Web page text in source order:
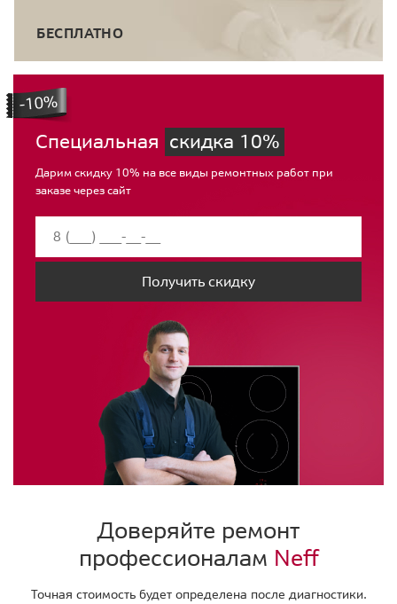
БЕСПЛАТНО
Специальная скидка 10%
Дарим скидку 10% на все виды ремонтных работ при
заказе через сайт
Получить скидку
Доверяйте ремонт
профессионалам Neff
Точная стоимость будет определена после диагностики.